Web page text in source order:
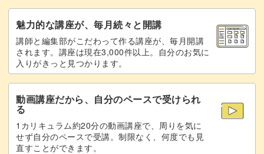
桜の中心にはストーンパーツを添えて、上品なアクセント
をプラス。
完成した桜ネイルを見るたび、その美しさに癒やされるこ
とまちがいなしです。
魅力的な講座が、毎月続々と開講
講師と編集部がこだわって作る講座が、毎月開講
されます。講座は現在3,000件以上。自分のお気に
入りがきっと見つかります。
動画講座だから、自分のペースで受けられ
る
1カリキュラム約20分の動画講座で、周りを気に
せず自分のペースで受講。制限なく、何度でも見
直すことができます。